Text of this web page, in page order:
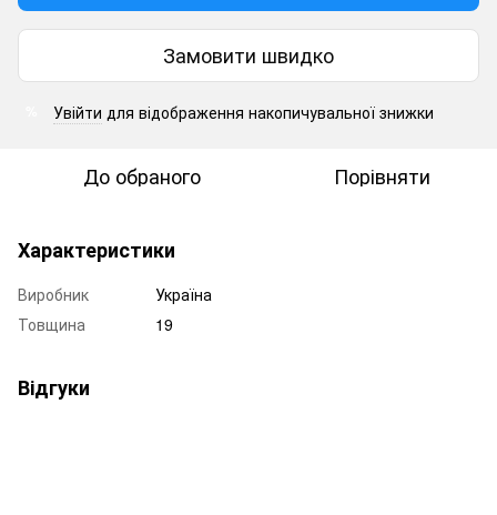
Замовити швидко
Увійти для відображення накопичувальної знижки
До обраного Порівняти
Характеристики
Виробник
Україна
Товщина
19
Відгуки